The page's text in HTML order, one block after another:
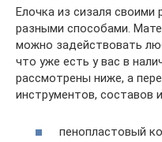
Елочка из сизаля своими
разными способами.
можно задействовать
что уже есть у вас в
рассмотрены ниже, а
инструментов, составов
пенопластовый